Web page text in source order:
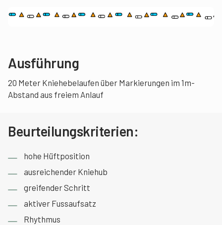
Ausführung
20 Meter Kniehebelaufen über Markierungen im 1m-
Abstand aus freiem Anlauf
Beurteilungskriterien:
hohe Hüftposition
ausreichender Kniehub
greifender Schritt
aktiver Fussaufsatz
Rhythmus